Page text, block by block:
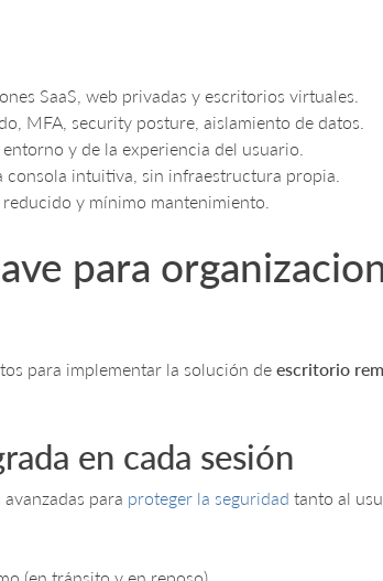
SaaS, web privadas y escritorios virtuales.
MFA, security posture, aislamiento de datos.
y de la experiencia del usuario.
consola intuitiva, sin infraestructura propia.
y mínimo mantenimiento.
para
para implementar la solución deescritorio
en cada sesión
para proteger la seguridad tanto al